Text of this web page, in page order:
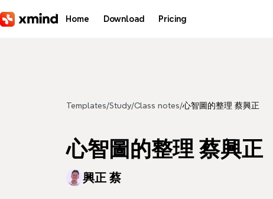
Home Download Pricing
Templates/Study/Class notes/心智圖的整理 蔡興正
心智圖的整理 蔡興正
興正 蔡